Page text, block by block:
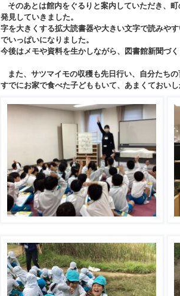
そのあとは館内をぐるりと案内していただき、
発見していきました。
字を大きくする拡大読書器や大きい文字で読みや
でいっぱいになりました。
今後はメモや資料を生かしながら、図書館新聞づく
また、サツマイモの収穫も先日行い、自分たちの
すでにお家で食べた子どももいて、あまくておいし